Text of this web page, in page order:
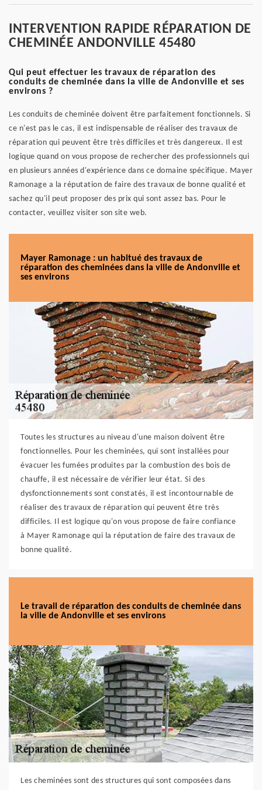
INTERVENTION RAPIDE RÉPARATION DE
CHEMINÉE ANDONVILLE 45480
Qui peut effectuer les travaux de réparation des
conduits de cheminée dans la ville de Andonville et ses
environs ?
Les conduits de cheminée doivent être parfaitement fonctionnels. Si
ce n'est pas le cas, il est indispensable de réaliser des travaux de
réparation qui peuvent être très difficiles et très dangereux. Il est
logique quand on vous propose de rechercher des professionnels qui
en plusieurs années d'expérience dans ce domaine spécifique. Mayer
Ramonage a la réputation de faire des travaux de bonne qualité et
sachez qu'il peut proposer des prix qui sont assez bas. Pour le
contacter, veuillez visiter son site web.
Mayer Ramonage : un habitué des travaux de
réparation des cheminées dans la ville de Andonville et
ses environs
Toutes les structures au niveau d'une maison doivent être
fonctionnelles. Pour les cheminées, qui sont installées pour
évacuer les fumées produites par la combustion des bois de
chauffe, il est nécessaire de vérifier leur état. Si des
dysfonctionnements sont constatés, il est incontournable de
réaliser des travaux de réparation qui peuvent être très
difficiles. Il est logique qu'on vous propose de faire confiance
à Mayer Ramonage qui la réputation de faire des travaux de
bonne qualité.
Le travail de réparation des conduits de cheminée dans
la ville de Andonville et ses environs
Les cheminées sont des structures qui sont composées dans